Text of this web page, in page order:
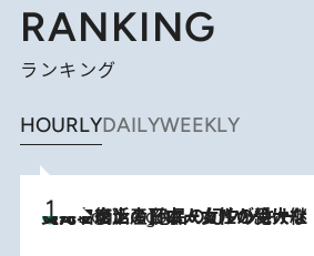
RANKING
ランキング
HOURLYDAILYWEEKLY
2 Hours Ago
【ハワイ土産】ローカルの絶大な支持で復活！ 絶品の幻クッキー《元ファンの日本人女性が受け継いだ名店》